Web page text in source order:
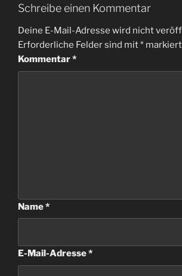
Schreibe einen Kommentar
Deine E-Mail-Adresse wird nicht
Erforderliche Felder sind mit* markiert
Kommentar*
Name*
E-Mail-Adresse*